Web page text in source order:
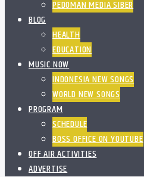
PEDOMAN MEDIA SIBER
BLOG
HEALTH
EDUCATION
MUSIC NOW
INDONESIA NEW SONGS
WORLD NEW SONGS
PROGRAM
SCHEDULE
BOSS OFFICE ON YOUTUBE
OFF AIR ACTIVITIES
ADVERTISE